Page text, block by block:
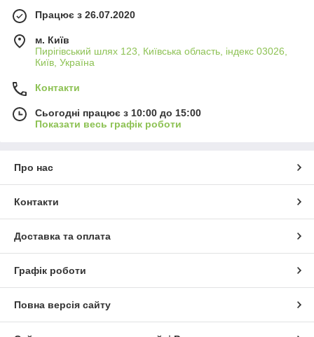
Працює з 26.07.2020
м. Київ
Пирігівський шлях 123, Київська область, індекс 03026,
Київ, Україна
Контакти
Сьогодні працює з 10:00 до 15:00
Показати весь графік роботи
Про нас
Контакти
Доставка та оплата
Графік роботи
Повна версія сайту